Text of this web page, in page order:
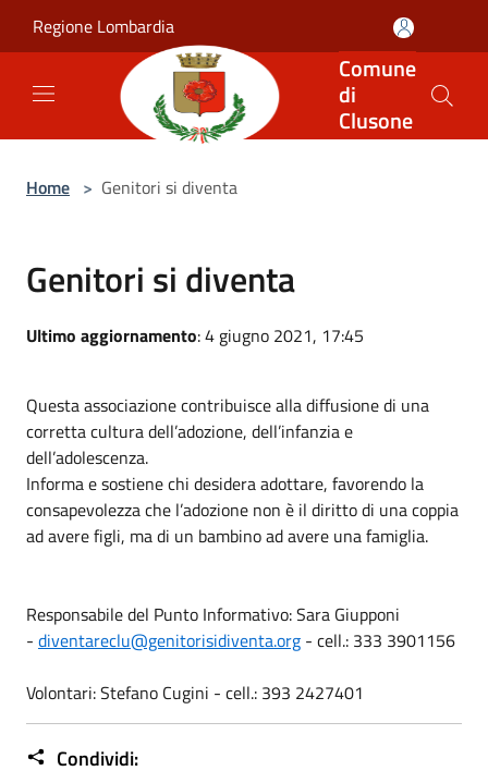
Regione Lombardia
Comune
di
Clusone
Home > Genitori si diventa
Genitori si diventa
Ultimo aggiornamento: 4 giugno 2021, 17:45
Questa associazione contribuisce alla diffusione di una
corretta cultura dell’adozione, dell’infanzia e
dell’adolescenza.
Informa e sostiene chi desidera adottare, favorendo la
consapevolezza che l’adozione non è il diritto di una coppia
ad avere figli, ma di un bambino ad avere una famiglia.
Responsabile del Punto Informativo: Sara Giupponi
- diventareclu@genitorisidiventa.org - cell.: 333 3901156
Volontari: Stefano Cugini - cell.: 393 2427401
Condividi: